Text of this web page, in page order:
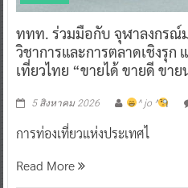
ททท. ร่วมมือกับ จุฬาลงกรณ์
วิชาการและการตลาดเชิงรุ
เที่ยวไทย “ขายได้ ขายดี ขาย
5 สิงหาคม 2026 ^ jo ^
การท่องเที่ยวแห่งประเทศไ
Read More